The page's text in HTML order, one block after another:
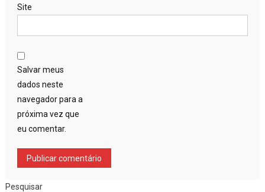
Site
Salvar meus
dados neste
navegador para a
próxima vez que
eu comentar.
Pesquisar